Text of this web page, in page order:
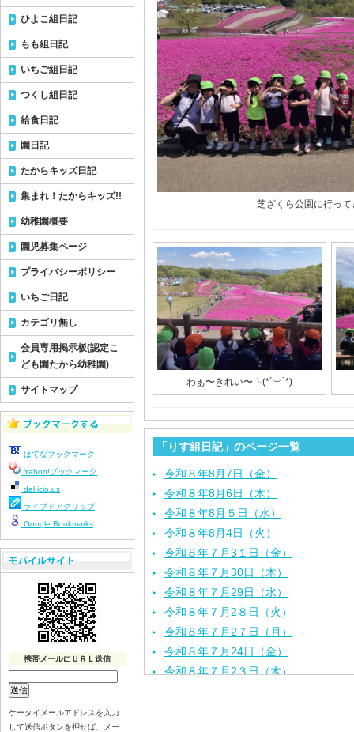
芝ざくら公園に行っ
わぁ〜きれい〜╰(*´︶`*)
「りす組日記」のページ一覧
令和８年8月7日（金）
令和８年8月6日（木）
令和８年8月５日（水）
令和８年8月4日（火）
令和８年７月3１日（金）
令和８年７月30日（木）
令和８年７月29日（水）
令和８年７月2８日（火）
令和８年７月2７日（月）
令和８年７月24日（金）
令和８年７月2３日（木）
ひよこ組日記
もも組日記
いちご組日記
つくし組日記
給食日記
園日記
たからキッズ日記
集まれ！たからキッズ!!
幼稚園概要
園児募集ページ
プライバシーポリシー
いちご日記
カテゴリ無し
会員専用掲示板(認定こ
ども園たから幼稚園)
サイトマップ
はてなブックマーク
Yahoo!ブックマーク
del.icio.us
ライブドアクリップ
Google Bookmarks
携帯メールにＵＲＬ送信
ケータイメールアドレスを入力
して送信ボタンを押せば、メー